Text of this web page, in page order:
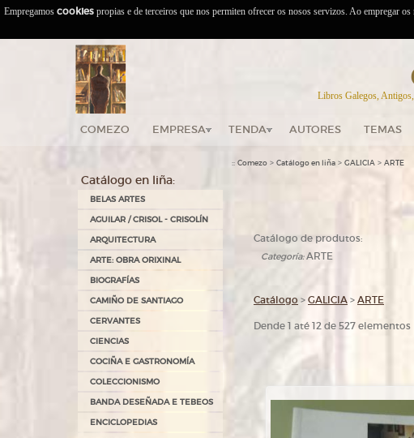
Libros Galegos,
COMEZO EMPRESA TENDA AUTORES TEMAS
Catálogo en liña:
BELAS ARTES
AGUILAR / CRISOL - CRISOLÍN
ARQUITECTURA
ARTE: OBRA ORIXINAL
BIOGRAFÍAS
CAMIÑO DE SANTIAGO
CERVANTES
CIENCIAS
COCIÑA E GASTRONOMÍA
COLECCIONISMO
BANDA DESEÑADA E TEBEOS
ENCICLOPEDIAS
:: Comezo > Catálogo en liña > GALICIA > ARTE
Catálogo de produtos:
Categoría:ARTE
Catálogo > GALICIA > ARTE
Dende 1 até 12 de 527 elementos
Empregamos cookies propias e de terceiros que nos permiten ofrecer os nosos servizos. Ao empregar